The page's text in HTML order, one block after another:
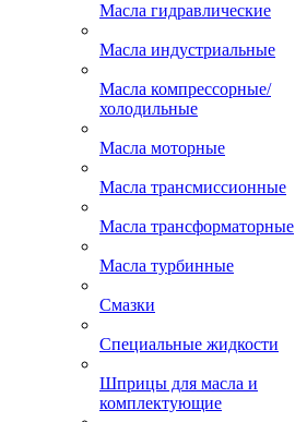
Масла гидравлические
Масла индустриальные
Масла компрессорные/
холодильные
Масла моторные
Масла трансмиссионные
Масла трансформаторные
Масла турбинные
Смазки
Специальные жидкости
Шприцы для масла и
комплектующие